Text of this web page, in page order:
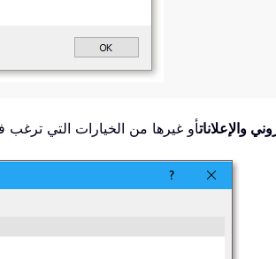
والإعلاناتأو غيرها من الخيارات التي